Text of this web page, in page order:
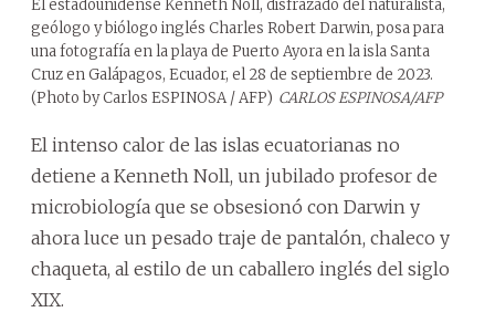
El estadounidense Kenneth Noll, disfrazado del naturalista,
geólogo y biólogo inglés Charles Robert Darwin, posa para
una fotografía en la playa de Puerto Ayora en la isla Santa
Cruz en Galápagos, Ecuador, el 28 de septiembre de 2023.
(Photo by Carlos ESPINOSA / AFP) CARLOS ESPINOSA/AFP
El intenso calor de las islas ecuatorianas no
detiene a Kenneth Noll, un jubilado profesor de
microbiología que se obsesionó con Darwin y
ahora luce un pesado traje de pantalón, chaleco y
chaqueta, al estilo de un caballero inglés del siglo
XIX.